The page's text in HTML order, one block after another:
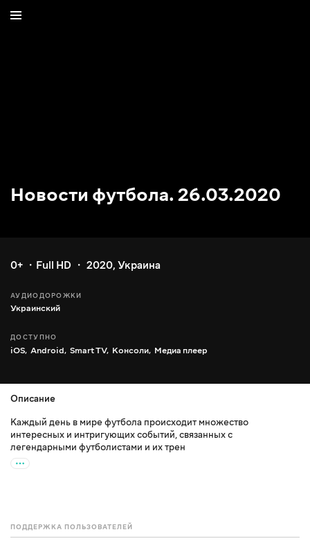
Новости футбола. 26.03.2020
0+ Full HD 2020, Украина
АУДИОДОРОЖКИ
Украинский
ДОСТУПНО
iOS, Android, Smart TV, Консоли, Медиа плеер
Описание
Каждый день в мире футбола происходит множество
интересных и интригующих событий, связанных с
легендарными футболистами и их трен
ПОДДЕРЖКА ПОЛЬЗОВАТЕЛЕЙ